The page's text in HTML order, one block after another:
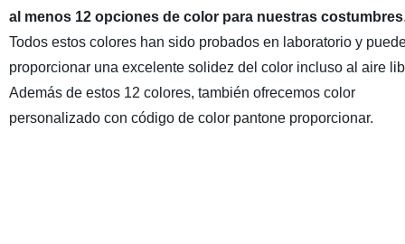
al menos 12 opciones de color para nuestras costumbres
Todos estos colores han sido probados en laboratorio y
proporcionar una excelente solidez del color incluso al aire
Además de estos 12 colores, también ofrecemos color
personalizado con código de color pantone proporcionar.